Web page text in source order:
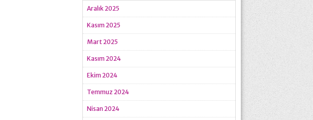
Aralık 2025
Kasım 2025
Mart 2025
Kasım 2024
Ekim 2024
Temmuz 2024
Nisan 2024